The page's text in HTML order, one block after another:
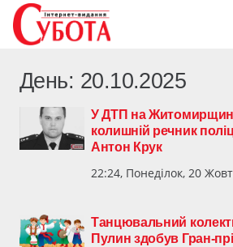
День: 20.10.2025
У ДТП на
колишній речник
Антон Крук
22:24, Понеділок, 20
Танцювальний
Пулин здобув Гран-